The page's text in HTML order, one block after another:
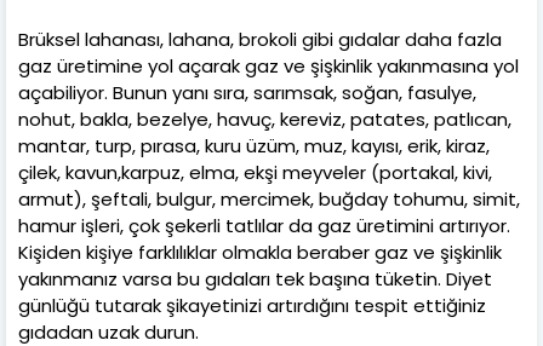
Brüksel lahanası, lahana, brokoli gibi gıdalar daha fazla
gaz üretimine yol açarak gaz ve şişkinlik yakınmasına yol
açabiliyor. Bunun yanı sıra, sarımsak, soğan, fasulye,
nohut, bakla, bezelye, havuç, kereviz, patates, patlıcan,
mantar, turp, pırasa, kuru üzüm, muz, kayısı, erik, kiraz,
çilek, kavun,karpuz, elma, ekşi meyveler (portakal, kivi,
armut), şeftali, bulgur, mercimek, buğday tohumu, simit,
hamur işleri, çok şekerli tatlılar da gaz üretimini artırıyor.
Kişiden kişiye farklılıklar olmakla beraber gaz ve şişkinlik
yakınmanız varsa bu gıdaları tek başına tüketin. Diyet
günlüğü tutarak şikayetinizi artırdığını tespit ettiğiniz
gıdadan uzak durun.